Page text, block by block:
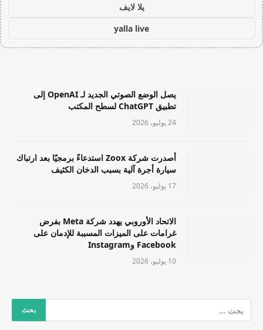
يلا لايف
yalla live
يصل الوضع الصوتي الجديد لـ OpenAI إلى
تطبيق ChatGPT لسطح المكتب
24 يوليو، 2026
أصدرت شركة Zoox استدعاءً برمجيًا بعد ارتباك
سيارة أجرة آلية بسبب الدخان الكثيف
17 يوليو، 2026
الاتحاد الأوروبي يهدد شركة Meta بفرض
غرامات على الميزات المسببة للإدمان على
Facebook وInstagram
10 يوليو، 2026